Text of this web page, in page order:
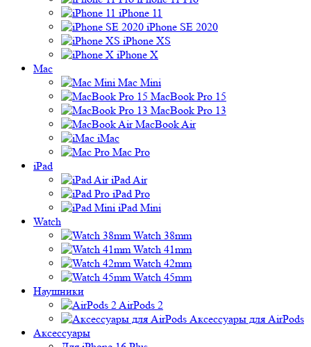
iPhone 11
iPhone SE 2020
iPhone XS
iPhone X
Mac
Mac Mini
MacBook Pro 15
MacBook Pro 13
MacBook Air
iMac
Mac Pro
iPad
iPad Air
iPad Pro
iPad Mini
Watch
Watch 38mm
Watch 41mm
Watch 42mm
Watch 45mm
Наушники
AirPods 2
Аксессуары для AirPods
Аксессуары